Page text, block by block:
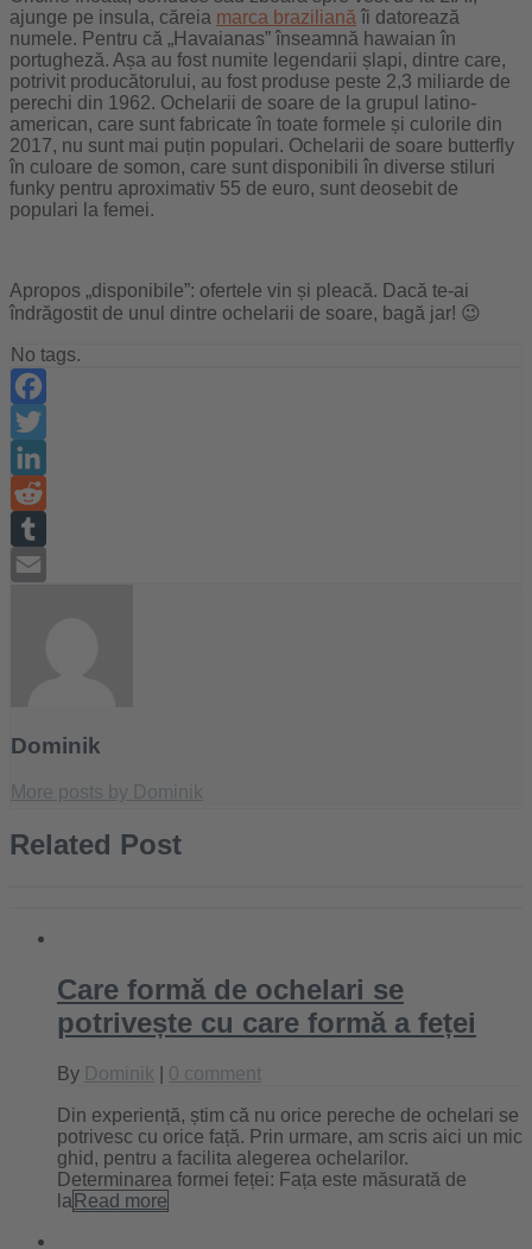
ajunge pe insula, căreia marca braziliană îi datorează
numele. Pentru că „Havaianas” înseamnă hawaian în
portugheză. Așa au fost numite legendarii șlapi, dintre care,
potrivit producătorului, au fost produse peste 2,3 miliarde de
perechi din 1962. Ochelarii de soare de la grupul latino-
american, care sunt fabricate în toate formele și culorile din
2017, nu sunt mai puțin populari. Ochelarii de soare butterfly
în culoare de somon, care sunt disponibili în diverse stiluri
funky pentru aproximativ 55 de euro, sunt deosebit de
populari la femei.
Apropos „disponibile”: ofertele vin și pleacă. Dacă te-ai
îndrăgostit de unul dintre ochelarii de soare, bagă jar! 😉
No tags.
Facebook
Twitter
LinkedIn
Reddit
Tumblr
Dominik
More posts by Dominik
Related Post
Care formă de ochelari se
potrivește cu care formă a feței
By Dominik 0 comment
Din experiență, știm că nu orice pereche de ochelari se
potrivesc cu orice față. Prin urmare, am scris aici un mic
ghid, pentru a facilita alegerea ochelarilor.
Determinarea formei feței: Fața este măsurată de
la Read more